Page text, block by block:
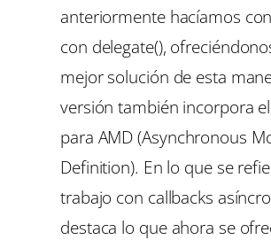
anteriormente hacíamos con
con delegate(),
mejor solución de esta
versión también incorpora
para AMD (Asynchronous
Definition). En lo que se
trabajo con callbacks
destaca lo que ahora se